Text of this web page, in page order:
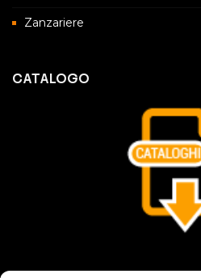
Zanzariere
CATALOGO